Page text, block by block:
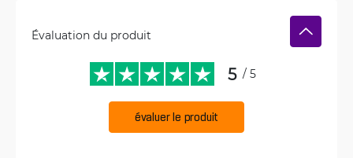
Évaluation du produit
5 / 5
évaluer le produit